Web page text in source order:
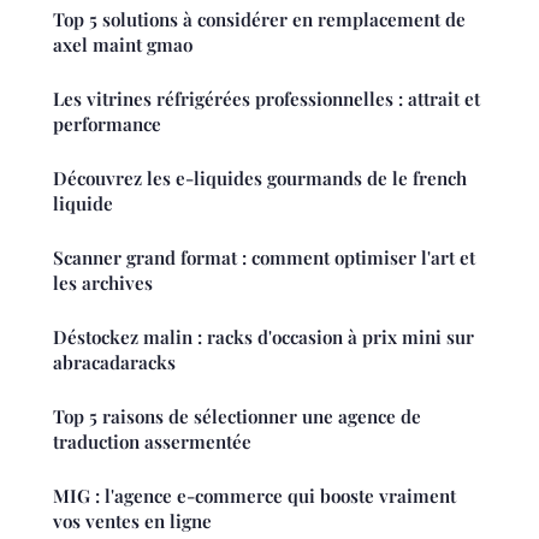
Top 5 solutions à considérer en remplacement de
axel maint gmao
Les vitrines réfrigérées professionnelles : attrait et
performance
Découvrez les e-liquides gourmands de le french
liquide
Scanner grand format : comment optimiser l'art et
les archives
Déstockez malin : racks d'occasion à prix mini sur
abracadaracks
Top 5 raisons de sélectionner une agence de
traduction assermentée
MIG : l'agence e-commerce qui booste vraiment
vos ventes en ligne